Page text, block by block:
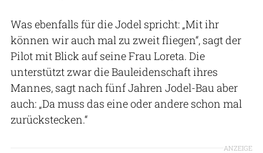
Was ebenfalls für die Jodel spricht: „Mit ihr
können wir auch mal zu zweit fliegen“, sagt der
Pilot mit Blick auf seine Frau Loreta. Die
unterstützt zwar die Bauleidenschaft ihres
Mannes, sagt nach fünf Jahren Jodel-Bau aber
auch: „Da muss das eine oder andere schon mal
zurückstecken.“
ANZEIGE